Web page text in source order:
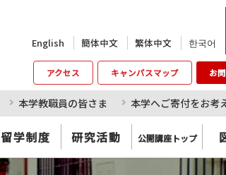
English 簡体中文 繁体中文 한국어
アクセス キャンパスマップ お
本学教職員の皆さま 本学へご寄付をお考
留学制度 研究活動 公開講座トップ